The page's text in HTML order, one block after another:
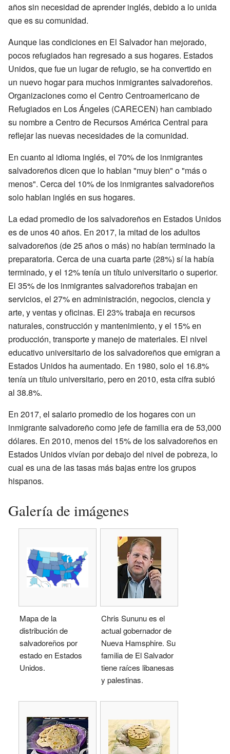
años sin necesidad de aprender inglés, debido a lo unida
que es su comunidad.
Aunque las condiciones en El Salvador han mejorado,
pocos refugiados han regresado a sus hogares. Estados
Unidos, que fue un lugar de refugio, se ha convertido en
un nuevo hogar para muchos inmigrantes salvadoreños.
Organizaciones como el Centro Centroamericano de
Refugiados en Los Ángeles (CARECEN) han cambiado
su nombre a Centro de Recursos América Central para
reflejar las nuevas necesidades de la comunidad.
En cuanto al idioma inglés, el 70% de los inmigrantes
salvadoreños dicen que lo hablan "muy bien" o "más o
menos". Cerca del 10% de los inmigrantes salvadoreños
solo hablan inglés en sus hogares.
La edad promedio de los salvadoreños en Estados Unidos
es de unos 40 años. En 2017, la mitad de los adultos
salvadoreños (de 25 años o más) no habían terminado la
preparatoria. Cerca de una cuarta parte (28%) sí la había
terminado, y el 12% tenía un título universitario o superior.
El 35% de los inmigrantes salvadoreños trabajan en
servicios, el 27% en administración, negocios, ciencia y
arte, y ventas y oficinas. El 23% trabaja en recursos
naturales, construcción y mantenimiento, y el 15% en
producción, transporte y manejo de materiales. El nivel
educativo universitario de los salvadoreños que emigran a
Estados Unidos ha aumentado. En 1980, solo el 16.8%
tenía un título universitario, pero en 2010, esta cifra subió
al 38.8%.
En 2017, el salario promedio de los hogares con un
inmigrante salvadoreño como jefe de familia era de 53,000
dólares. En 2010, menos del 15% de los salvadoreños en
Estados Unidos vivían por debajo del nivel de pobreza, lo
cual es una de las tasas más bajas entre los grupos
hispanos.
Galería de imágenes
Mapa de la
distribución de
salvadoreños por
estado en Estados
Unidos.
Chris Sununu es el
actual gobernador de
Nueva Hamsphire. Su
familia de El Salvador
tiene raíces libanesas
y palestinas.